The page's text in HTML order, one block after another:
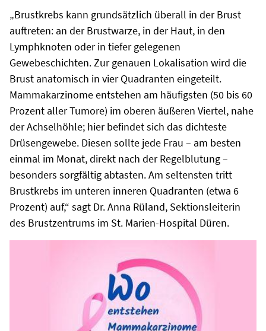
„Brustkrebs kann grundsätzlich überall in der Brust
auftreten: an der Brustwarze, in der Haut, in den
Lymphknoten oder in tiefer gelegenen
Gewebeschichten. Zur genauen Lokalisation wird die
Brust anatomisch in vier Quadranten eingeteilt.
Mammakarzinome entstehen am häufigsten (50 bis 60
Prozent aller Tumore) im oberen äußeren Viertel, nahe
der Achselhöhle; hier befindet sich das dichteste
Drüsengewebe. Diesen sollte jede Frau – am besten
einmal im Monat, direkt nach der Regelblutung –
besonders sorgfältig abtasten. Am seltensten tritt
Brustkrebs im unteren inneren Quadranten (etwa 6
Prozent) auf,“ sagt Dr. Anna Rüland, Sektionsleiterin
des Brustzentrums im St. Marien-Hospital Düren.